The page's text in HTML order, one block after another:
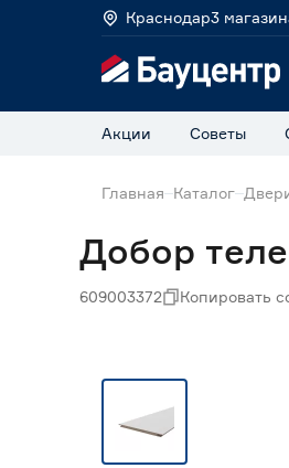
Краснодар3
Акции Советы
Главная Каталог
Добор
609003372 Копировать